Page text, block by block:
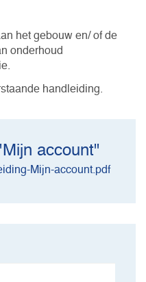
het gebouw en/ of de
onderhoud
handleiding.
account"
Mijn-account.pdf